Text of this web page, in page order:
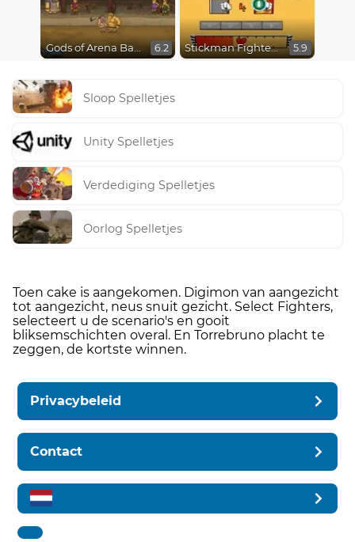
Gods of Arena Battles 6.2 Stickman Fighter Epic Battles 5.9
Sloop Spelletjes
Unity Spelletjes
Verdediging Spelletjes
Oorlog Spelletjes
Toen cake is aangekomen. Digimon van aangezicht
tot aangezicht, neus snuit gezicht. Select Fighters,
selecteert u de scenario's en gooit
bliksemschichten overal. En Torrebruno placht te
zeggen, de kortste winnen.
Privacybeleid
Contact